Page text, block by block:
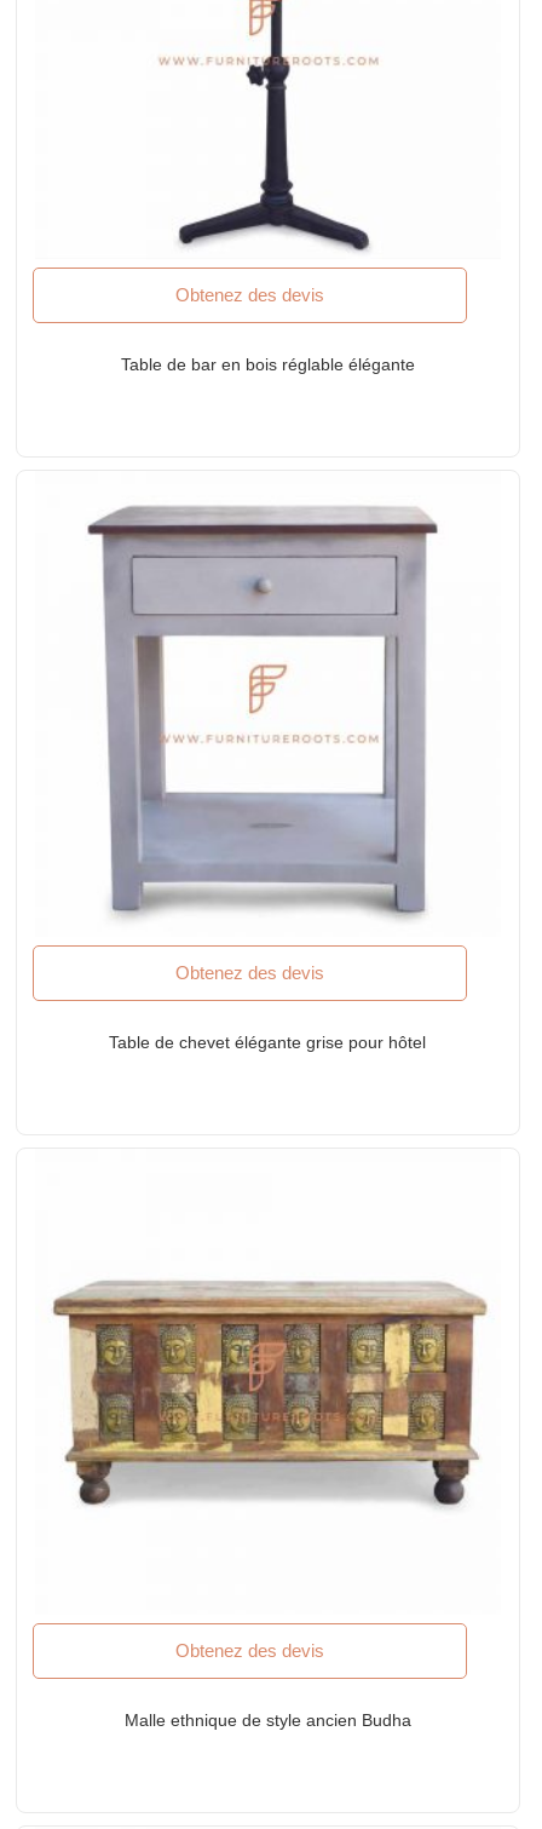
Obtenez des devis
Table de bar en bois réglable élégante
Obtenez des devis
Table de chevet élégante grise pour hôtel
Obtenez des devis
Malle ethnique de style ancien Budha